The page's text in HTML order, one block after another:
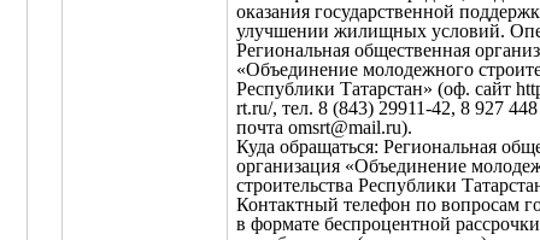
оказания государственной
улучшении жилищных условий.
Региональная общественная
«Объединение молодежного
Республики Татарстан» (оф. сайт
rt.ru/, тел. 8 (843) 29911-42, 8 927
почта omsrt@mail.ru).
Куда обращаться: Региональная
организация «Объединение
строительства Республики
Контактный телефон по вопросам
в формате беспроцентной